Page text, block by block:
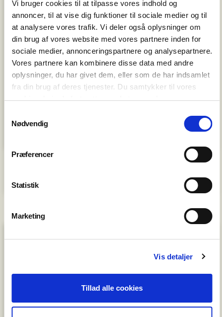
Vi bruger cookies til at tilpasse vores indhold og
annoncer, til at vise dig funktioner til sociale medier og til
at analysere vores trafik. Vi deler også oplysninger om
din brug af vores website med vores partnere inden for
sociale medier, annonceringspartnere og analysepartnere.
Vores partnere kan kombinere disse data med andre
oplysninger, du har givet dem, eller som de har indsamlet
fra din brug af deres tjenester. Du samtykker til vores
cookies, hvis du fortsætter med at anvende vores
Nødvendig
Præferencer
Statistik
Marketing
Vis detaljer
Tillad alle cookies